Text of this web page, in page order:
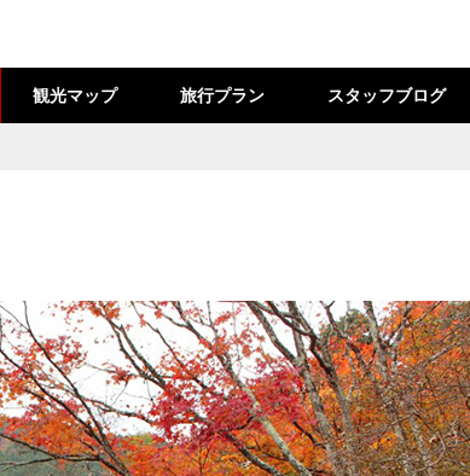
観光マップ 旅行プラン スタッフブログ